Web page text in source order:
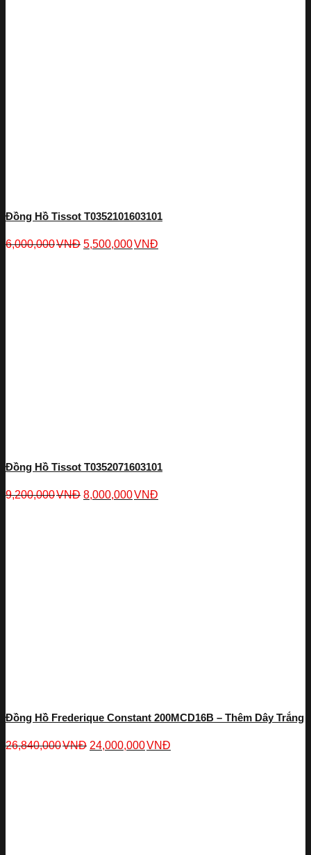
Đồng Hồ Tissot T0352101603101
6,000,000VNĐ 5,500,000VNĐ
Đồng Hồ Tissot T0352071603101
9,200,000VNĐ 8,000,000VNĐ
Đồng Hồ Frederique Constant 200MCD16B – Thêm Dây Trắng
26,840,000VNĐ 24,000,000VNĐ